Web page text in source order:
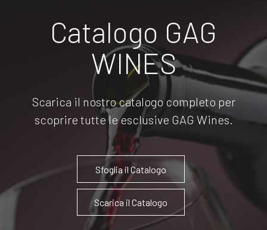
Catalogo GAG
WINES
Scarica il nostro catalogo completo per
scoprire tutte le esclusive GAG Wines.
Sfoglia il Catalogo
Scarica il Catalogo